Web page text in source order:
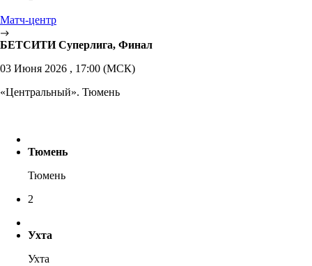
Матч-центр
БЕТСИТИ Суперлига, Финал
03 Июня 2026 , 17:00 (МСК)
«Центральный». Тюмень
Тюмень
Тюмень
2
Ухта
Ухта